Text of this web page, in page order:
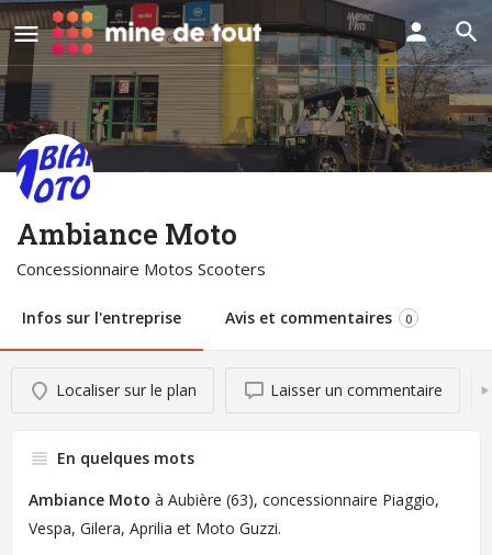
Ambiance Moto
Concessionnaire Motos Scooters
Infos sur l'entreprise Avis et commentaires 0
Localiser sur le plan Laisser un commentaire
En quelques mots
Ambiance Moto à Aubière (63), concessionnaire Piaggio,
Vespa, Gilera, Aprilia et Moto Guzzi.